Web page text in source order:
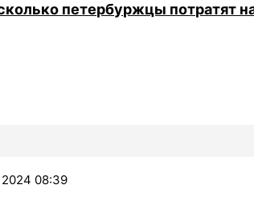
петербуржцы потратят
08:39